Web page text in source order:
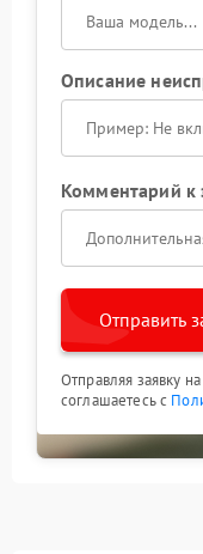
Описание
Комментарий к
Отправить
Отправляя заявку
соглашаетесь с